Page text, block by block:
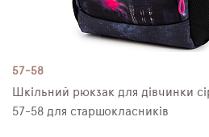
57-58
Шкільний рюкзак для дівчинки
57-58 для старшокласників